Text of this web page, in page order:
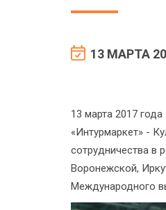
13 МАРТА
13 марта 2017
«Интурмаркет» -
сотрудничества в
Воронежской,
Международного